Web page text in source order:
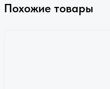
Похожие товары